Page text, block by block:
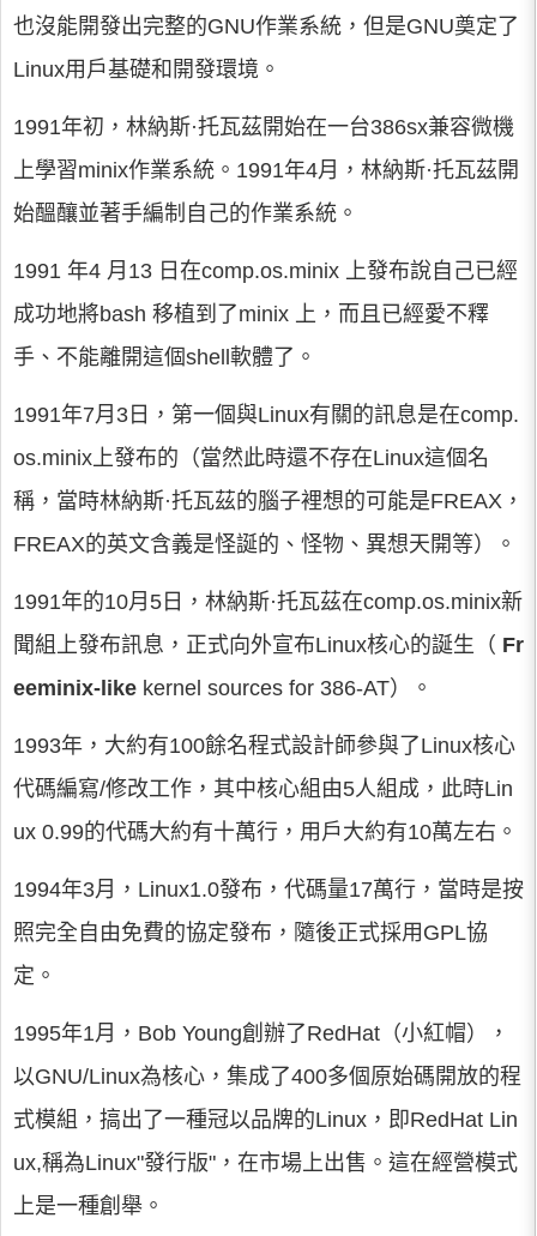
也沒能開發出完整的GNU作業系統，但是GNU奠定了
Linux用戶基礎和開發環境。
1991年初，林納斯·托瓦茲開始在一台386sx兼容微機
上學習minix作業系統。1991年4月，林納斯·托瓦茲開
始醞釀並著手編制自己的作業系統。
1991 年4 月13 日在comp.os.minix 上發布說自己已經
成功地將bash 移植到了minix 上，而且已經愛不釋
手、不能離開這個shell軟體了。
1991年7月3日，第一個與Linux有關的訊息是在comp.
os.minix上發布的（當然此時還不存在Linux這個名
稱，當時林納斯·托瓦茲的腦子裡想的可能是FREAX，
FREAX的英文含義是怪誕的、怪物、異想天開等）。
1991年的10月5日，林納斯·托瓦茲在comp.os.minix新
聞組上發布訊息，正式向外宣布Linux核心的誕生（ Fr
eeminix-like kernel sources for 386-AT）。
1993年，大約有100餘名程式設計師參與了Linux核心
代碼編寫/修改工作，其中核心組由5人組成，此時Lin
ux 0.99的代碼大約有十萬行，用戶大約有10萬左右。
1994年3月，Linux1.0發布，代碼量17萬行，當時是按
照完全自由免費的協定發布，隨後正式採用GPL協
定。
1995年1月，Bob Young創辦了RedHat（小紅帽），
以GNU/Linux為核心，集成了400多個原始碼開放的程
式模組，搞出了一種冠以品牌的Linux，即RedHat Lin
ux,稱為Linux"發行版"，在市場上出售。這在經營模式
上是一種創舉。